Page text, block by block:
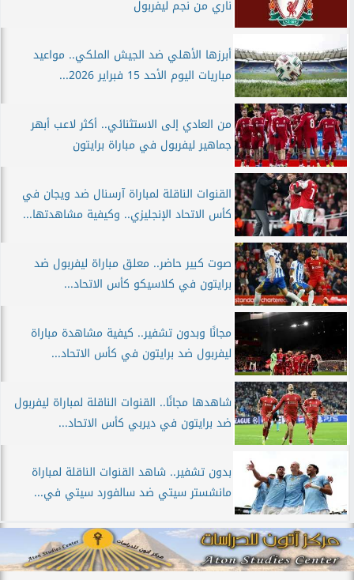
ناري من نجم ليفربول
أبرزها الأهلي ضد الجيش الملكي.. مواعيد
مباريات اليوم الأحد 15 فبراير 2026...
من العادي إلى الاستثنائي.. أكثر لاعب أبهر
جماهير ليفربول في مباراة برايتون
القنوات الناقلة لمباراة آرسنال ضد ويجان في
كأس الاتحاد الإنجليزي.. وكيفية مشاهدتها...
صوت كبير حاضر.. معلق مباراة ليفربول ضد
برايتون في كلاسيكو كأس الاتحاد...
مجانًا وبدون تشفير.. كيفية مشاهدة مباراة
ليفربول ضد برايتون في كأس الاتحاد...
شاهدها مجانًا.. القنوات الناقلة لمباراة ليفربول
ضد برايتون في ديربي كأس الاتحاد...
بدون تشفير.. شاهد القنوات الناقلة لمباراة
مانشستر سيتي ضد سالفورد سيتي في...